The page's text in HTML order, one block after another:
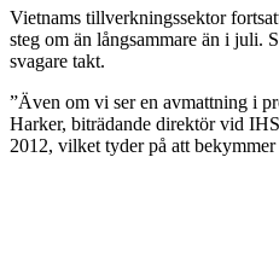
Vietnams tillverkningssektor
steg om än långsammare än i juli.
svagare takt.
”Även om vi ser en avmattning i
Harker, biträdande direktör vid
2012, vilket tyder på att